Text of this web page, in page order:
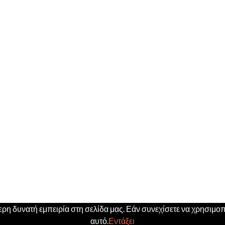
εμπειρία στη σελίδα μας. Εάν συνεχίσετε να
αυτό.Εντάξει